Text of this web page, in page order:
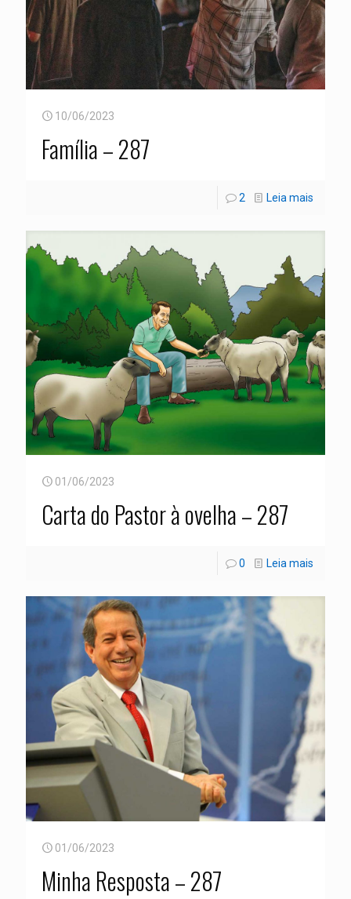
10/06/2023
Família – 287
2 Leia mais
01/06/2023
Carta do Pastor à ovelha – 287
0 Leia mais
01/06/2023
Minha Resposta – 287